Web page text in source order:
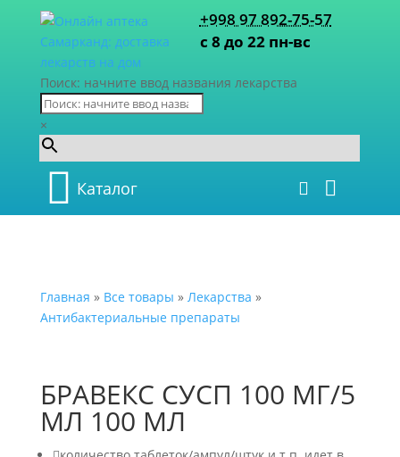
+998 97 892-75-57
с 8 до 22 пн-вс
Поиск: начните ввод названия лекарства
×
Каталог
Главная » Все товары » Лекарства »
Антибактериальные препараты
БРАВЕКС СУСП 100 МГ/5
МЛ 100 МЛ